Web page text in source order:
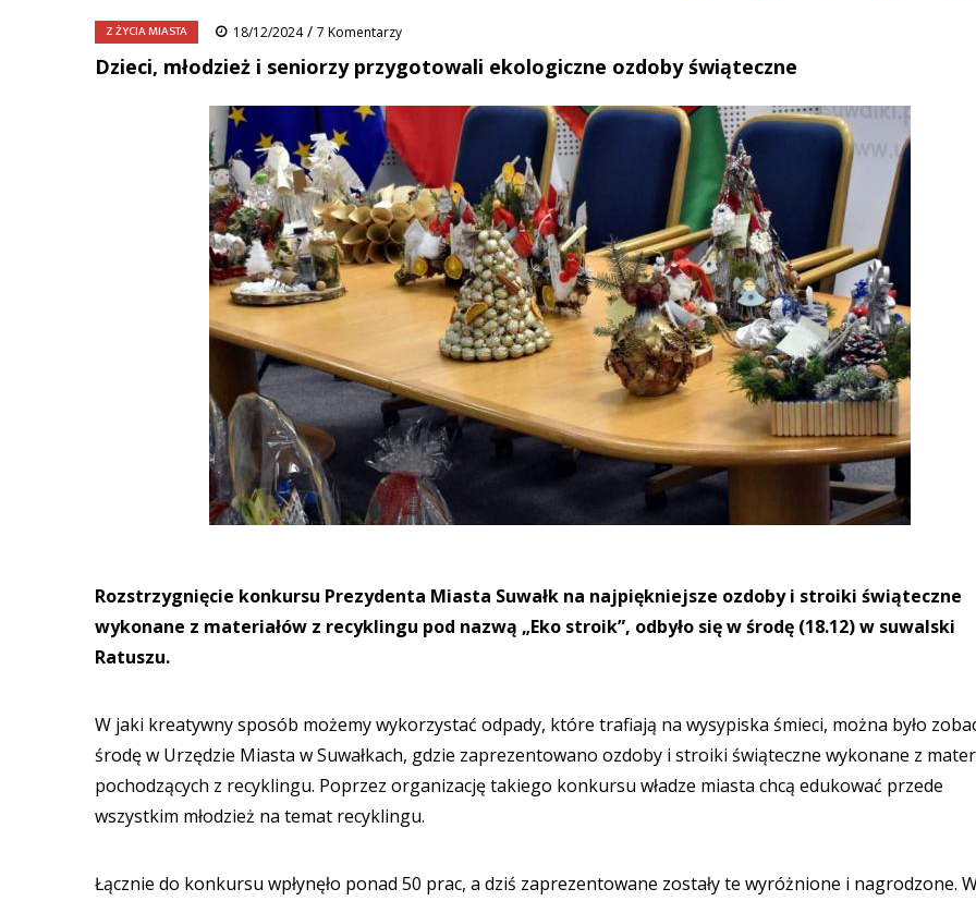
Z ŻYCIA MIASTA 18/12/2024/ 7 Komentarzy
Dzieci, młodzież i seniorzy przygotowali ekologiczne ozdoby świąteczne
Rozstrzygnięcie konkursu Prezydenta Miasta Suwałk na najpiękniejsze ozdoby i stroiki świąteczne
wykonane z materiałów z recyklingu pod nazwą „Eko stroik”, odbyło się w środę (18.12) w suwalski
Ratuszu.
W jaki kreatywny sposób możemy wykorzystać odpady, które trafiają na wysypiska śmieci, można było
środę w Urzędzie Miasta w Suwałkach, gdzie zaprezentowano ozdoby i stroiki świąteczne wykonane z
pochodzących z recyklingu. Poprzez organizację takiego konkursu władze miasta chcą edukować przede
wszystkim młodzież na temat recyklingu.
Łącznie do konkursu wpłynęło ponad 50 prac, a dziś zaprezentowane zostały te wyróżnione i nagrodzone.